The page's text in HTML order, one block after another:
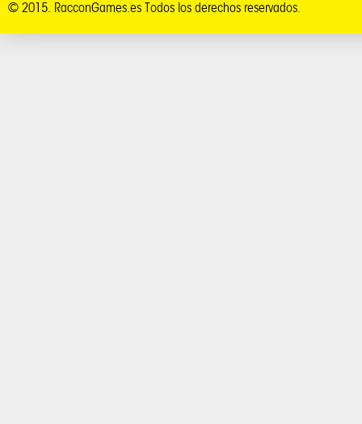
© 2015. RacconGames.es Todos los derechos reservados.